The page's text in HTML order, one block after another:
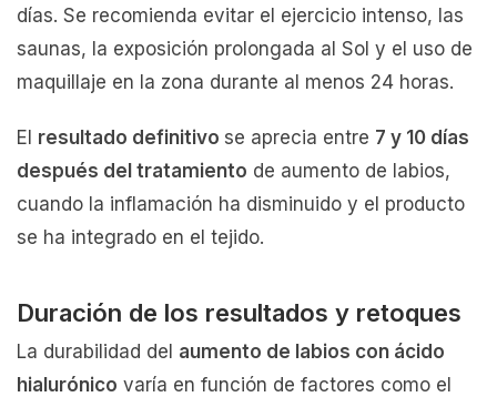
días. Se recomienda evitar el ejercicio intenso, las
saunas, la exposición prolongada al Sol y el uso de
maquillaje en la zona durante al menos 24 horas.
El resultado definitivo se aprecia entre 7 y 10 días
después del tratamiento de aumento de labios,
cuando la inflamación ha disminuido y el producto
se ha integrado en el tejido.
Duración de los resultados y retoques
La durabilidad del aumento de labios con ácido
hialurónico varía en función de factores como el